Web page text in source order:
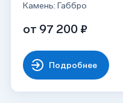
Камень: Габбро
от 97 200 ₽
Подробнее